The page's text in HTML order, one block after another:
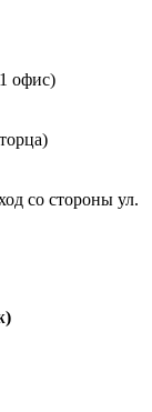
офис)
со стороны ул.